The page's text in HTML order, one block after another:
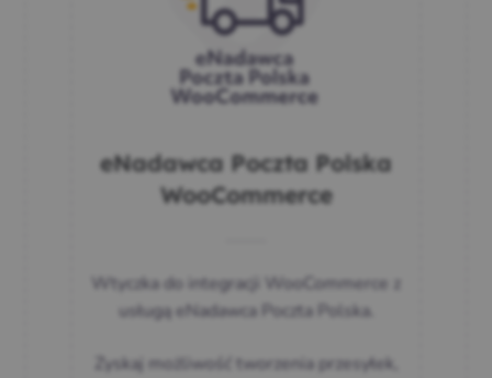
eNadawca Poczta Polska
WooCommerce
Wtyczka do integracji WooCommerce z
usługą eNadawca Poczta Polska.
Zyskaj możliwość tworzenia przesyłek,